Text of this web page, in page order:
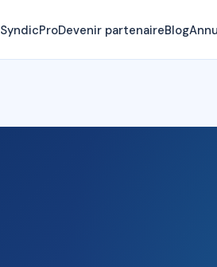
SyndicProDevenir partenaireBlog